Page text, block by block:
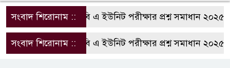
সংবাদ শিরোনাম ::রাবি এ ইউনিট পরীক্ষার প্রশ্ন সমাধান ২০২৫ |
সংবাদ শিরোনাম ::রাবি এ ইউনিট পরীক্ষার প্রশ্ন সমাধান ২০২৫ |